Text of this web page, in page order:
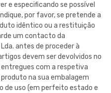
e especificando se possível
por favor, se pretende a
idêntico ou a restituição
um contacto da
antes de proceder à
devem ser devolvidos no
com a respetiva
na sua embalagem
de uso (em perfeito estado e